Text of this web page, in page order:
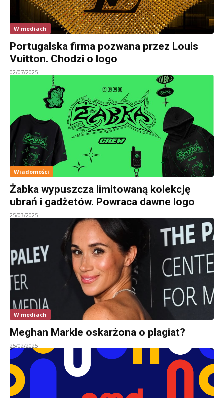
W mediach
Portugalska firma pozwana przez Louis
Vuitton. Chodzi o logo
02/07/2025
Wiadomości
Żabka wypuszcza limitowaną kolekcję
ubrań i gadżetów. Powraca dawne logo
25/03/2025
W mediach
Meghan Markle oskarżona o plagiat?
25/02/2025